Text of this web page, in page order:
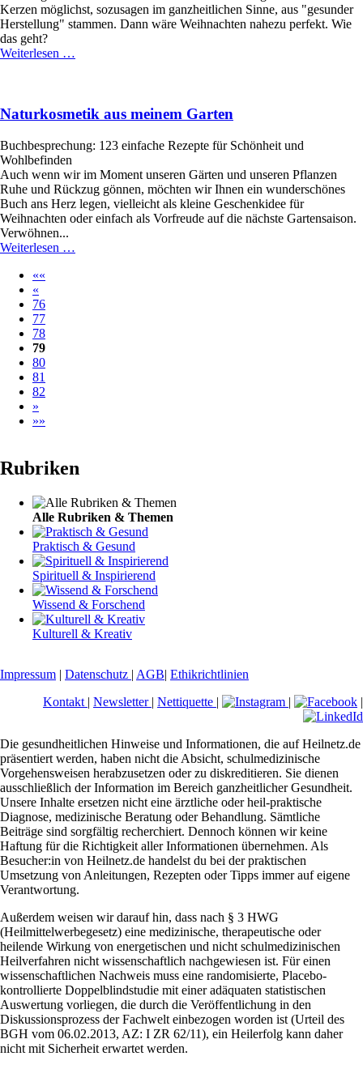
Kerzen möglichst, sozusagen im ganzheitlichen Sinne, aus "gesunder
Herstellung" stammen. Dann wäre Weihnachten nahezu perfekt. Wie
das geht?
Weiterlesen …
Naturkosmetik aus meinem Garten
Buchbesprechung: 123 einfache Rezepte für Schönheit und
Wohlbefinden
Auch wenn wir im Moment unseren Gärten und unseren Pflanzen
Ruhe und Rückzug gönnen, möchten wir Ihnen ein wunderschönes
Buch ans Herz legen, vielleicht als kleine Geschenkidee für
Weihnachten oder einfach als Vorfreude auf die nächste Gartensaison.
Verwöhnen...
Weiterlesen …
««
«
76
77
78
79
80
81
82
»
»»
Rubriken
Navigation
überspringenAlle Rubriken & Themen
Praktisch & Gesund
Spirituell & Inspirierend
Wissend & Forschend
Kulturell & Kreativ
Impressum | Datenschutz | AGB| Ethikrichtlinien
Kontakt | Newsletter | Nettiquette | | |
Die gesundheitlichen Hinweise und Informationen, die auf Heilnetz.de
präsentiert werden, haben nicht die Absicht, schulmedizinische
Vorgehensweisen herabzusetzen oder zu diskreditieren. Sie dienen
ausschließlich der Information im Bereich ganzheitlicher Gesundheit.
Unsere Inhalte ersetzen nicht eine ärztliche oder heil-praktische
Diagnose, medizinische Beratung oder Behandlung. Sämtliche
Beiträge sind sorgfältig recherchiert. Dennoch können wir keine
Haftung für die Richtigkeit aller Informationen übernehmen. Als
Besucher:in von Heilnetz.de handelst du bei der praktischen
Umsetzung von Anleitungen, Rezepten oder Tipps immer auf eigene
Verantwortung.
Außerdem weisen wir darauf hin, dass nach § 3 HWG
(Heilmittelwerbegesetz) eine medizinische, therapeutische oder
heilende Wirkung von energetischen und nicht schulmedizinischen
Heilverfahren nicht wissenschaftlich nachgewiesen ist. Für einen
wissenschaftlichen Nachweis muss eine randomisierte, Placebo-
kontrollierte Doppelblindstudie mit einer adäquaten statistischen
Auswertung vorliegen, die durch die Veröffentlichung in den
Diskussionsprozess der Fachwelt einbezogen worden ist (Urteil des
BGH vom 06.02.2013, AZ: I ZR 62/11), ein Heilerfolg kann daher
nicht mit Sicherheit erwartet werden.